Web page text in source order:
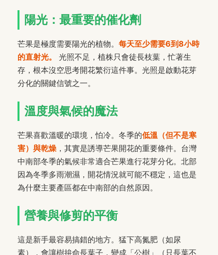
陽光：最重要的催化劑
芒果是極度需要陽光的植物。 每天至少需要6到8小時
的直射光。
光照不足，植株只會徒長枝葉，忙著生
存，根本沒空思考開花繁衍這件事。光照是啟動花芽
分化的關鍵信號之一。
溫度與氣候的魔法
芒果喜歡溫暖的環境，怕冷。冬季的低溫（但不是寒
害）與乾燥 ，其實是誘導芒果開花的重要條件。台灣
中南部冬季的氣候非常適合芒果進行花芽分化。北部
因為冬季多雨潮濕，開花情況就可能不穩定，這也是
為什麼主要產區都在中南部的自然原因。
營養與修剪的平衡
這是新手最容易搞錯的地方。猛下高氮肥（如尿
素），會讓樹拚命長葉子，變成「公樹」（只長葉不